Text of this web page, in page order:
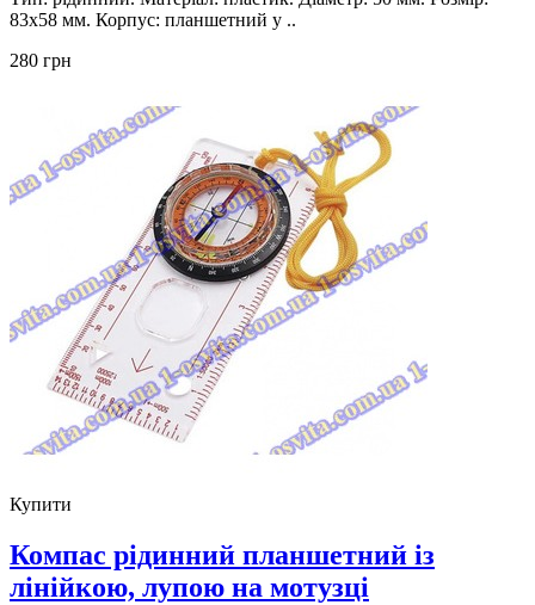
83x58 мм. Корпус: планшетний у ..
280 грн
Купити
Компас рідинний планшетний із
лінійкою, лупою на мотузці